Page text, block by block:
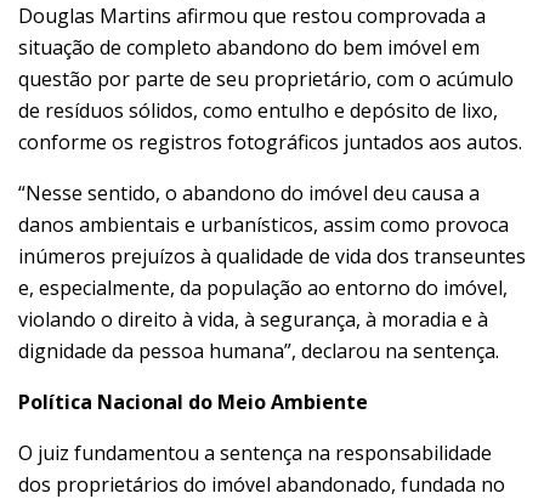
Douglas Martins afirmou que restou comprovada a
situação de completo abandono do bem imóvel em
questão por parte de seu proprietário, com o acúmulo
de resíduos sólidos, como entulho e depósito de lixo,
conforme os registros fotográficos juntados aos autos.
“Nesse sentido, o abandono do imóvel deu causa a
danos ambientais e urbanísticos, assim como provoca
inúmeros prejuízos à qualidade de vida dos transeuntes
e, especialmente, da população ao entorno do imóvel,
violando o direito à vida, à segurança, à moradia e à
dignidade da pessoa humana”, declarou na sentença.
Política Nacional do Meio Ambiente
O juiz fundamentou a sentença na responsabilidade
dos proprietários do imóvel abandonado, fundada no